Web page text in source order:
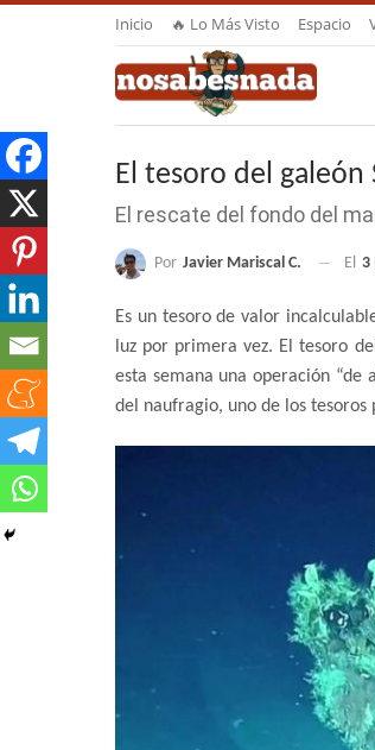
Inicio 🔥 Lo Más Visto Espacio
El tesoro del galeón
El rescate del fondo del
Por Javier Mariscal C. El 3
Es un tesoro de valor
luz por primera vez. El tesoro
esta semana una operación “de
del naufragio, uno de los tesoros